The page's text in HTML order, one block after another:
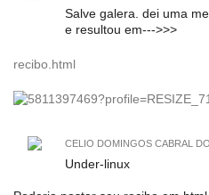
Salve galera. dei uma
e resultou em--->>>
recibo.html
CELIO DOMINGOS CABRAL
Under-linux